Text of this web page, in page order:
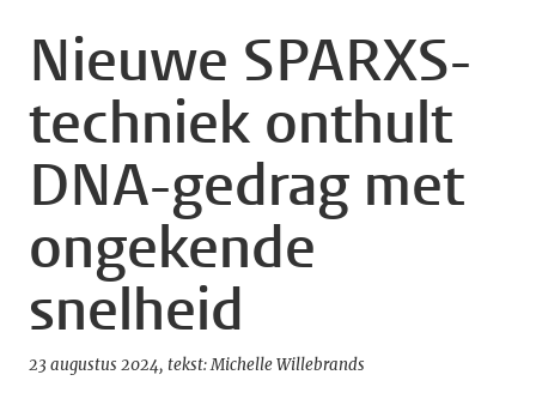
Nieuwe SPARXS-
techniek onthult
DNA-gedrag met
ongekende
snelheid
23 augustus 2024 tekst: Michelle Willebrands